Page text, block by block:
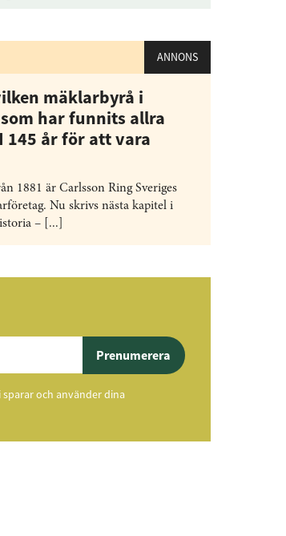
ANNONS
mäklarbyrå i
har funnits allra
145 år för att vara
1881 är Carlsson Ring Sveriges
Nu skrivs nästa kapitel i
– [...]
Prenumerera
och använder dina